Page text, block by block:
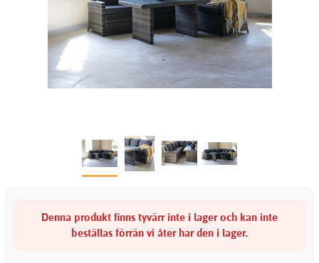
Denna produkt finns tyvärr inte i lager och kan inte
beställas förrän vi åter har den i lager.